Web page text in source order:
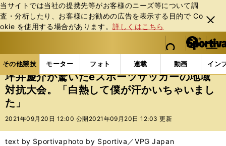
当サイトでは当社の提携先等がお客様のニーズ等について調
査・分析したり、お客様にお勧めの広告を表⽰する⽬的で Co
okie を使⽤する場合があります。詳しくはこちら
閉じ
る
web Sportiva (webスポルティーバ)
検索
マイペ
ー
ジ
メニュ
その他競技 モーター フォト 連載 動画 イン
ス
ポ
ル
テ
ー
バ
その他競技の記事一覧 eスポーツ 坪井慶介が驚い
坪井慶介が驚いたeスポーツサッカーの地域
対抗大会。「白熱して僕が汗かいちゃいまし
た」
2021年09月20日 12:00 公開 2021年09月20日 12:03 更新
text by Sportivaphoto by Sportiva／VPG Japan